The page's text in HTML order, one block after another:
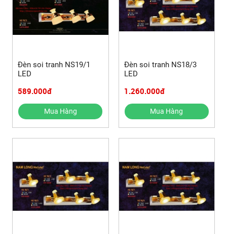
Đèn soi tranh NS19/1
LED
589.000đ
Mua Hàng
Đèn soi tranh NS18/3
LED
1.260.000đ
Mua Hàng